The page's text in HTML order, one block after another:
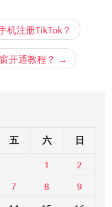
机注册TikTok？
开通教程？
五 六 日
1
2
7 8
9